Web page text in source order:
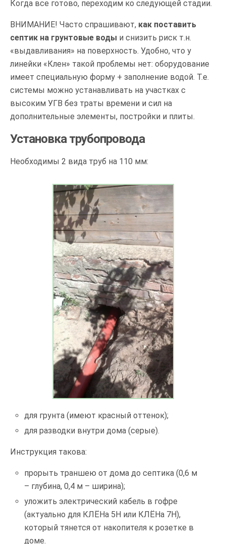
Когда все готово, переходим ко следующей стадии.
ВНИМАНИЕ! Часто спрашивают, как поставить
септик на грунтовые воды и снизить риск т.н.
«выдавливания» на поверхность. Удобно, что у
линейки «Клен» такой проблемы нет: оборудование
имеет специальную форму + заполнение водой. Т.е.
системы можно устанавливать на участках с
высоким УГВ без траты времени и сил на
дополнительные элементы, постройки и плиты.
Установка трубопровода
Необходимы 2 вида труб на 110 мм:
для грунта (имеют красный оттенок);
для разводки внутри дома (серые).
Инструкция такова:
прорыть траншею от дома до септика (0,6 м
– глубина, 0,4 м – ширина);
уложить электрический кабель в гофре
(актуально для КЛЁНа 5Н или КЛЁНа 7Н),
который тянется от накопителя к розетке в
доме.